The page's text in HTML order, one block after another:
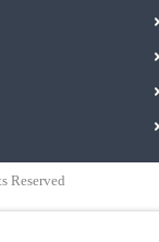
Reserved